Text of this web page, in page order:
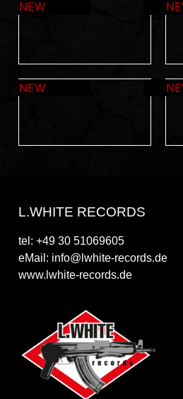
L.WHITE RECORDS
tel: +49 30 51069605
eMail: info@lwhite-records.de
www.lwhite-records.de